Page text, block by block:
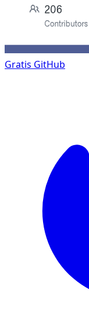
Gratis GitHub